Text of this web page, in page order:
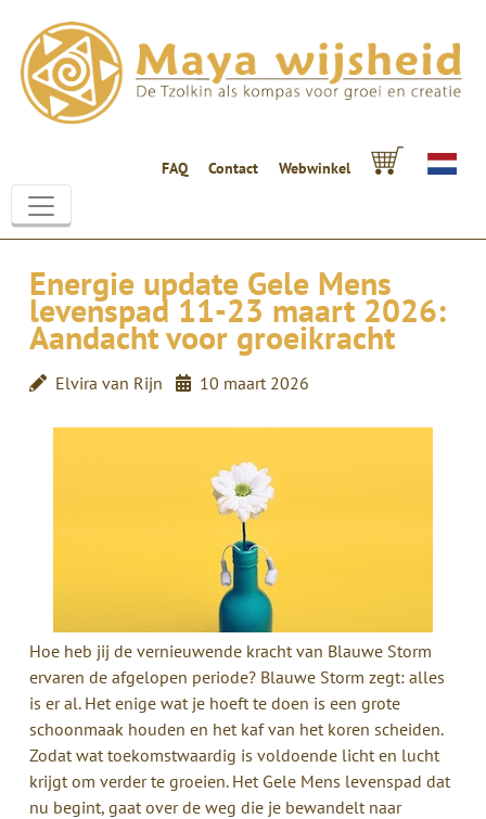
FAQ Contact Webwinkel
Energie update Gele Mens
levenspad 11-23 maart 2026:
Aandacht voor groeikracht
Elvira van Rijn 10 maart 2026
Hoe heb jij de vernieuwende kracht van Blauwe Storm
ervaren de afgelopen periode? Blauwe Storm zegt: alles
is er al. Het enige wat je hoeft te doen is een grote
schoonmaak houden en het kaf van het koren scheiden.
Zodat wat toekomstwaardig is voldoende licht en lucht
krijgt om verder te groeien. Het Gele Mens levenspad dat
nu begint, gaat over de weg die je bewandelt naar